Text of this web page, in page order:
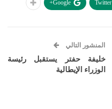
Twitter
Google+
المنشور التالي
خليفة حفتر يستقبل رئيسة
الوزراء الإيطالية